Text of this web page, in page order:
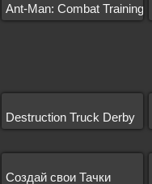
Ant-Man: Combat Training
Destruction Truck Derby
Создай свои Тачки